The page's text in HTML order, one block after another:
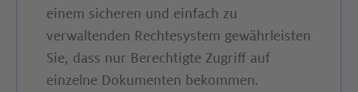
einem sicheren und einfach zu
verwaltenden Rechtesystem gewährleisten
Sie, dass nur Berechtigte Zugriff auf
einzelne Dokumenten bekommen.